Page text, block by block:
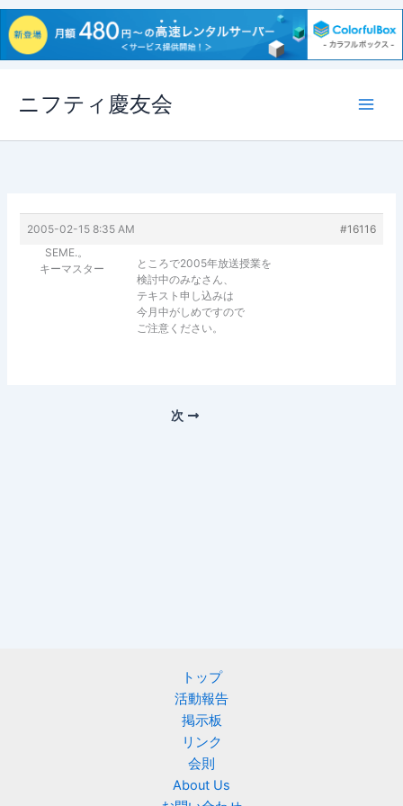
ス
ニフティ慶友会
2005-02-15 8:35 AM
#16116
SEME.。
キーマスター
ところで2005年放送授業を
検討中のみなさん、
テキスト申し込みは
今月中がしめですので
ご注意ください。
次
トップ
活動報告
掲示板
リンク
会則
About Us